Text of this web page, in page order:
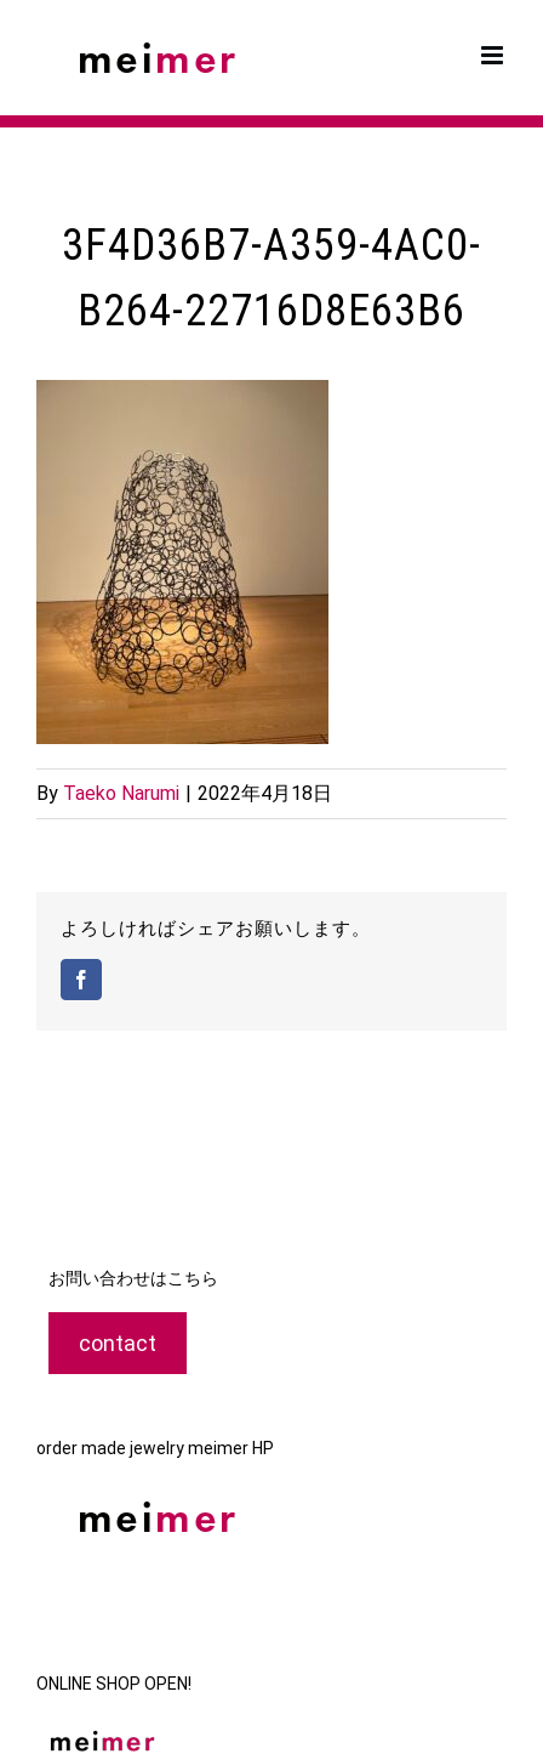
3F4D36B7-A359-4AC0-
B264-22716D8E63B6
By Taeko Narumi | 2022年4月18日
よろしければシェアお願いします。
お問い合わせはこちら
contact
order made jewelry meimer HP
ONLINE SHOP OPEN!